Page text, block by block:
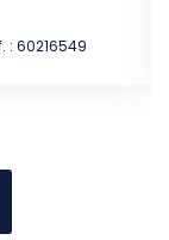
: 60216549